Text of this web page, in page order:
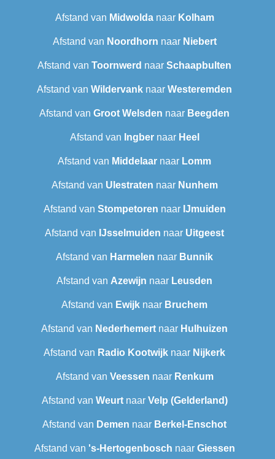
Afstand van Midwoldanaar Kolham
Afstand van Noordhorn naar Niebert
Afstand van Toornwerd naar Schaapbulten
Afstand van Wildervank naar Westeremden
Afstand van Groot Welsden naar Beegden
Afstand van Ingbernaar Heel
Afstand van Middelaar naar Lomm
Afstand van Ulestraten naar Nunhem
Afstand van Stompetoren naar IJmuiden
Afstand van IJsselmuiden naar Uitgeest
Afstand van Harmelen naar Bunnik
Afstand van Azewijn naar Leusden
Afstand van Ewijk naar Bruchem
Afstand van Nederhemert naar Hulhuizen
Afstand van Radio Kootwijk naar Nijkerk
Afstand van Veessen naar Renkum
Afstand van Weurtnaar Velp (Gelderland)
Afstand van Demen naar Berkel-Enschot
Afstand van 's-Hertogenbosch naar Giessen